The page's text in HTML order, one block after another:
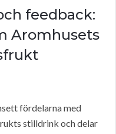
feedback:
Aromhusets
fördelarna med
stilldrink och delar